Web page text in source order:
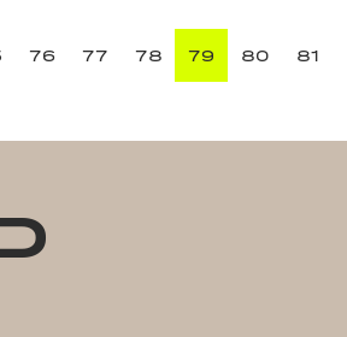
76 77 78 79 80 81